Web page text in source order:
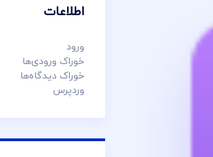
اطلاعات
ورود
خوراک ورودی‌ها
خوراک دیدگاه‌ها
وردپرس